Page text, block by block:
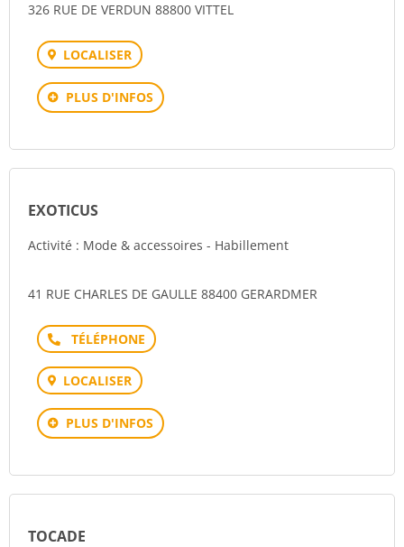
326 RUE DE VERDUN 88800 VITTEL
LOCALISER
PLUS D'INFOS
EXOTICUS
Activité : Mode & accessoires - Habillement
41 RUE CHARLES DE GAULLE 88400 GERARDMER
Téléphone
LOCALISER
PLUS D'INFOS
TOCADE